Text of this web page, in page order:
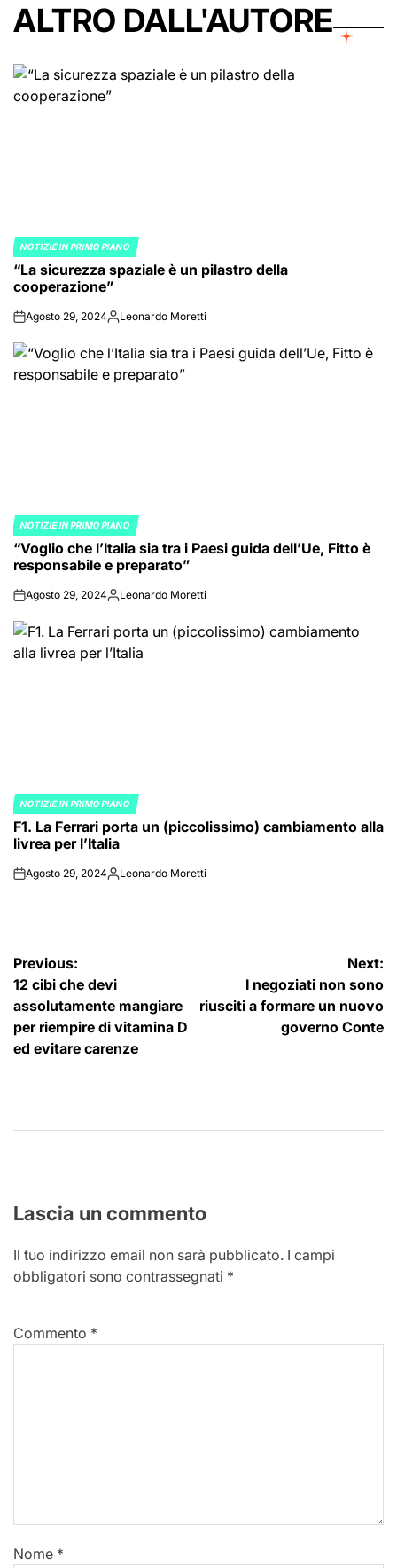
ALTRO DALL'AUTORE
POSTED
IN
NOTIZIE IN PRIMO PIANO
“La sicurezza spaziale è un pilastro della
cooperazione”
onAgosto 29, 2024Posted
Leonardo Moretti
POSTED
IN
NOTIZIE IN PRIMO PIANO
“Voglio che l’Italia sia tra i Paesi guida dell’Ue, Fitto è
responsabile e preparato”
onAgosto 29, 2024Posted
Leonardo Moretti
POSTED
IN
NOTIZIE IN PRIMO PIANO
F1. La Ferrari porta un (piccolissimo) cambiamento alla
livrea per l’Italia
onAgosto 29, 2024Posted
Leonardo Moretti
Navigazione
articoli
Previous:
12 cibi che devi
assolutamente mangiare
per riempire di vitamina D
ed evitare carenze
Next:
I negoziati non sono
riusciti a formare un nuovo
governo Conte
Lascia un commento
Il tuo indirizzo email non sarà pubblicato. I campi
obbligatori sono contrassegnati *
Commento *
Nome *